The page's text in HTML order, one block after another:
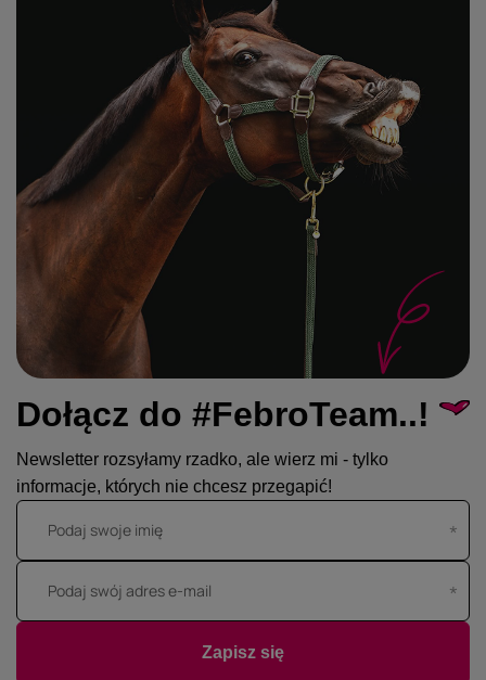
Dołącz do #FebroTeam..!
Newsletter rozsyłamy rzadko, ale wierz mi - tylko
informacje, których nie chcesz przegapić!
Podaj swoje imię
Podaj swój adres e-mail
Zapisz się